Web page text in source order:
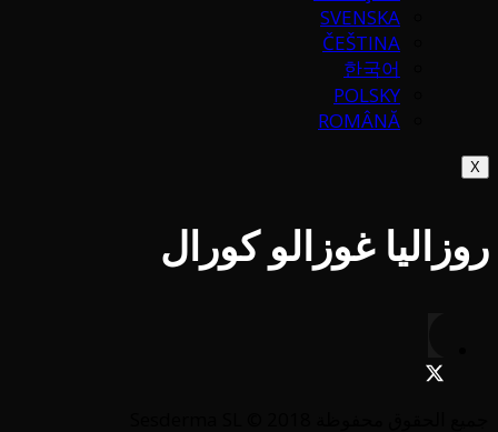
SVENSKA
ČEŠTINA
한국어
POLSKY
ROMÂNĂ
X
روزاليا غوزالو كورال